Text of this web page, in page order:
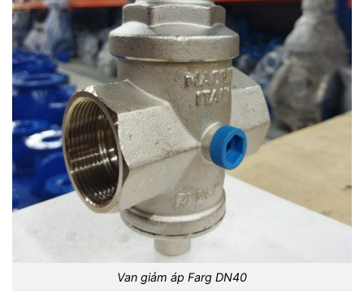
Van giảm áp Farg DN40